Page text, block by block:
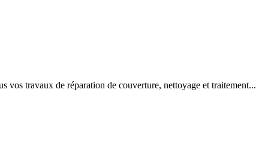
vos travaux de réparation de couverture, nettoyage et traitement...